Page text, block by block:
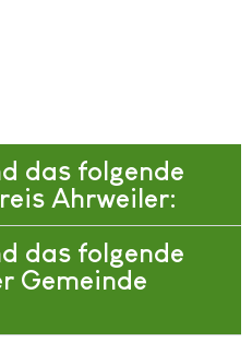
das folgende
Ahrweiler:
das folgende
Gemeinde